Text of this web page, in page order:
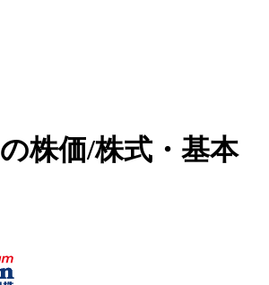
の株価/株式・基本